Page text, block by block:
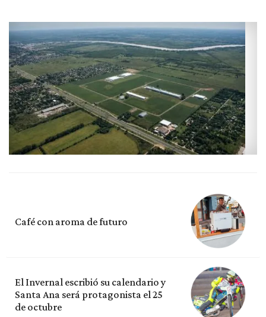
Café con aroma de futuro
El Invernal escribió su calendario y
Santa Ana será protagonista el 25
de octubre